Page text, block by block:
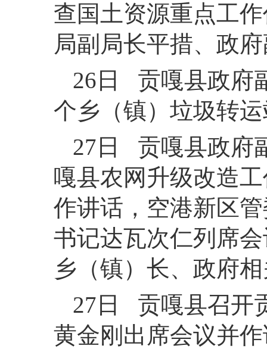
查国土资源重点工
局副局长平措、政
26日 贡嘎县政府
个乡（镇）垃圾转
27日 贡嘎县政府
嘎县农网升级改造
作讲话，空港新区
书记达瓦次仁列席
乡（镇）长、政府
27日 贡嘎县召开
黄金刚出席会议并